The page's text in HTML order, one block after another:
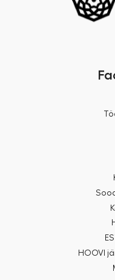
HOOVI